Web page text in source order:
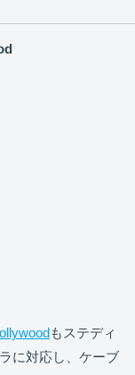
もステディ
に対応し、ケーブ